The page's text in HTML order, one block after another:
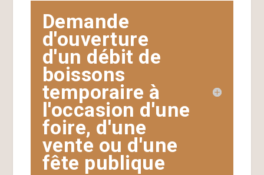
Demande
d'ouverture
d'un débit de
boissons
temporaire à
l'occasion d'une
foire, d'une
vente ou d'une
fête publique